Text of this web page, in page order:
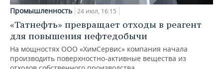
Промышленность 24 июл, 16:15
«Татнефть» превращает отходы в реагент
для повышения нефтедобычи
На мощностях ООО «ХимСервис» компания начала
производить поверхностно-активные вещества из